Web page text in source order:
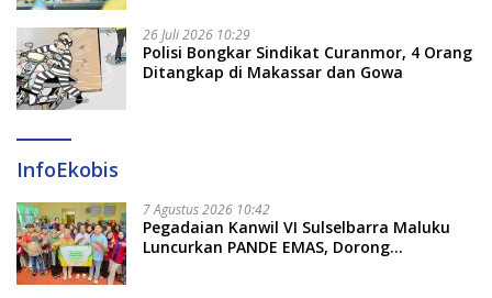
26 Juli 2026 10:29
Polisi Bongkar Sindikat Curanmor, 4 Orang
Ditangkap di Makassar dan Gowa
InfoEkobis
7 Agustus 2026 10:42
Pegadaian Kanwil VI Sulselbarra Maluku
Luncurkan PANDE EMAS, Dorong